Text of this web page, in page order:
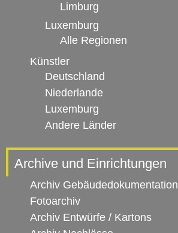
Limburg
Luxemburg
Alle Regionen
Künstler
Deutschland
Niederlande
Luxemburg
Andere Länder
Archive und Einrichtungen
Archiv Gebäudedokumentation
Fotoarchiv
Archiv Entwürfe / Kartons